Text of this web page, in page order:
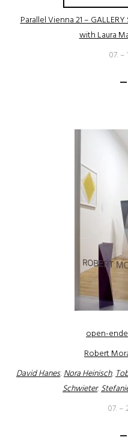
Parallel Vienna 21 –
with Laura
07. –
open-
Robert
David Hanes,Nora Heinisch,
Schwieter,
07. –